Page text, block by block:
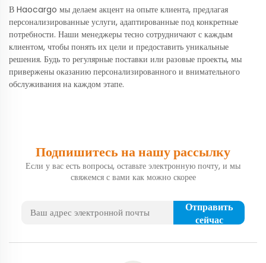
В Haocargo мы делаем акцент на опыте клиента, предлагая
персонализированные услуги, адаптированные под конкретные
потребности. Наши менеджеры тесно сотрудничают с каждым
клиентом, чтобы понять их цели и предоставить уникальные
решения. Будь то регулярные поставки или разовые проекты, мы
привержены оказанию персонализированного и внимательного
обслуживания на каждом этапе.
Подпишитесь на нашу рассылку
Если у вас есть вопросы, оставьте электронную почту, и мы
свяжемся с вами как можно скорее
Отправить
сейчас